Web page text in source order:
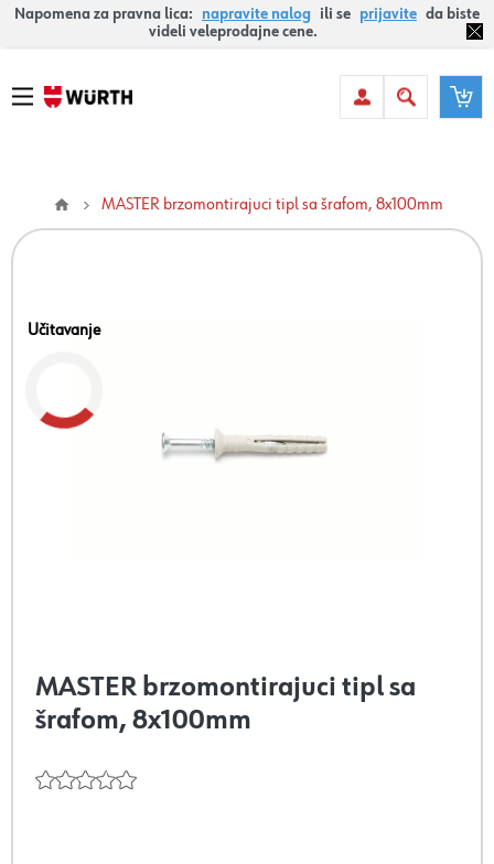
Napomena za pravna lica: napravite nalog ili se prijavite da biste
videli veleprodajne cene.
MASTER brzomontirajuci tipl sa šrafom, 8x100mm
Učitavanje
MASTER brzomontirajuci tipl sa
šrafom, 8x100mm